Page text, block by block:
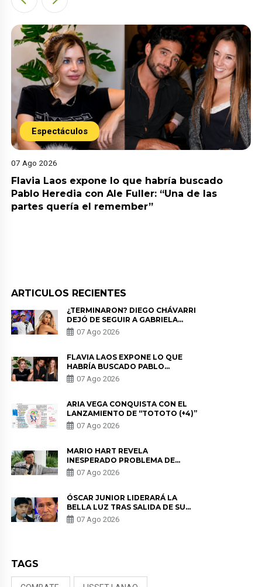
Espectáculos
07 Ago 2026
Flavia Laos expone lo que habría buscado
Pablo Heredia con Ale Fuller: “Una de las
partes quería el remember”
ARTICULOS RECIENTES
¿TERMINARON? DIEGO CHÁVARRI
DEJÓ DE SEGUIR A GABRIELA
HERRERA Y ANUNCIA SU SALIDA
DE PÓDCAST
07 Ago 2026
FLAVIA LAOS EXPONE LO QUE
HABRÍA BUSCADO PABLO
HEREDIA CON ALE FULLER: “UNA
DE LAS PARTES QUERÍA EL
07 Ago 2026
ARIA VEGA CONQUISTA CON EL
LANZAMIENTO DE “TOTOTO (+4)”
07 Ago 2026
MARIO HART REVELA
INESPERADO PROBLEMA DE
SALUD ANTES DE SEPARARSE DE
KORINA: “ME ENCONTRARON UN
07 Ago 2026
ÓSCAR JUNIOR LIDERARÁ LA
BELLA LUZ TRAS SALIDA DE SU
PADRE POR POLÉMICA CON
NALDY SALDAÑA
07 Ago 2026
TAGS